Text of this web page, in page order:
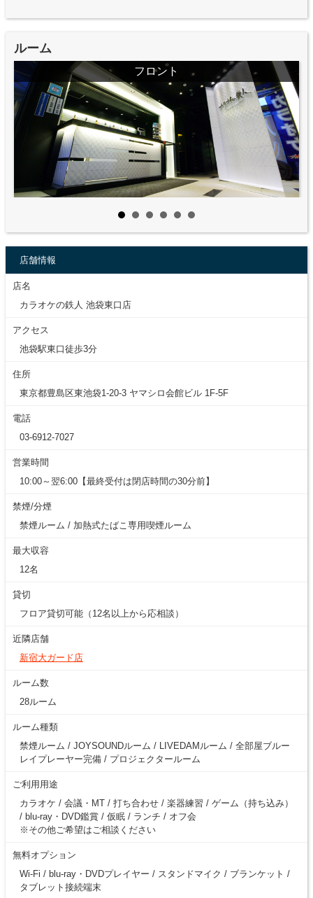
ルーム
フロント
店舗情報
店名
カラオケの鉄人 池袋東口店
アクセス
池袋駅東口徒歩3分
住所
東京都豊島区東池袋1-20-3 ヤマシロ会館ビル 1F-5F
電話
03-6912-7027
営業時間
10:00～翌6:00【最終受付は閉店時間の30分前】
禁煙/分煙
禁煙ルーム / 加熱式たばこ専用喫煙ルーム
最大収容
12名
貸切
フロア貸切可能（12名以上から応相談）
近隣店舗
新宿大ガード店
ルーム数
28ルーム
ルーム種類
禁煙ルーム / JOYSOUNDルーム / LIVEDAMルーム / 全部屋ブルー
レイプレーヤー完備 / プロジェクタールーム
ご利用用途
カラオケ / 会議・MT / 打ち合わせ / 楽器練習 / ゲーム（持ち込み）
/ blu-ray・DVD鑑賞 / 仮眠 / ランチ / オフ会
※その他ご希望はご相談ください
無料オプション
Wi-Fi / blu-ray・DVDプレイヤー / スタンドマイク / ブランケット /
タブレット接続端末